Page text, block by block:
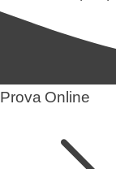
Prova Online